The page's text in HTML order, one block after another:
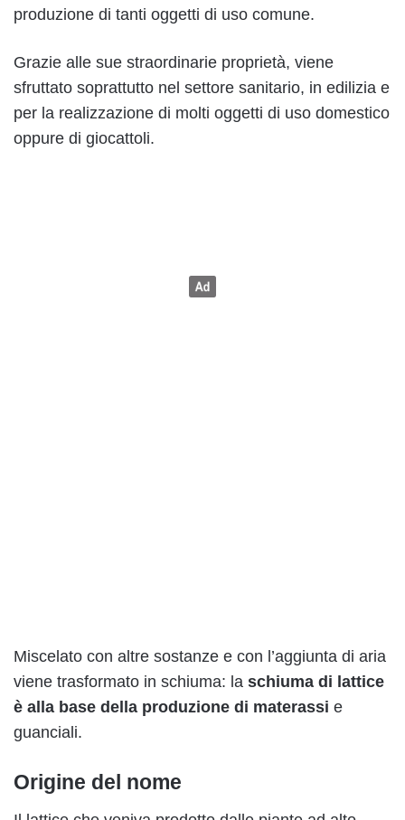
produzione di tanti oggetti di uso comune.
Grazie alle sue straordinarie proprietà, viene
sfruttato soprattutto nel settore sanitario, in edilizia e
per la realizzazione di molti oggetti di uso domestico
oppure di giocattoli.
Miscelato con altre sostanze e con l’aggiunta di aria
viene trasformato in schiuma: la schiuma di lattice
è alla base della produzione di materassi e
guanciali.
Origine del nome